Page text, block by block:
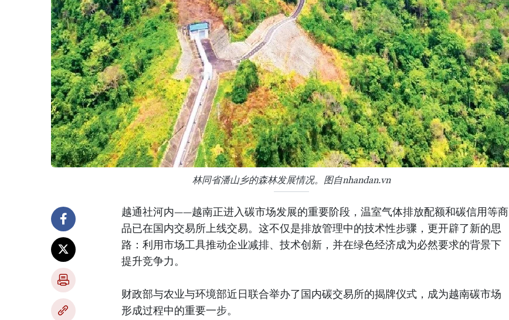
林同省潘山乡的森林发展情况。图自nhandan.vn
越通社河内——越南正进入碳市场发展的重要阶段，温室气体排放配额和碳信用等商
品已在国内交易所上线交易。这不仅是排放管理中的技术性步骤，更开辟了新的思
路：利用市场工具推动企业减排、技术创新，并在绿色经济成为必然要求的背景下
提升竞争力。
财政部与农业与环境部近日联合举办了国内碳交易所的揭牌仪式，成为越南碳市场
形成过程中的重要一步。